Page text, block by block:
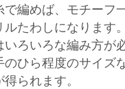
で編めば、モチーフ
たわしになります。
いろいろな編み方が
のひら程度のサイズ
られます。